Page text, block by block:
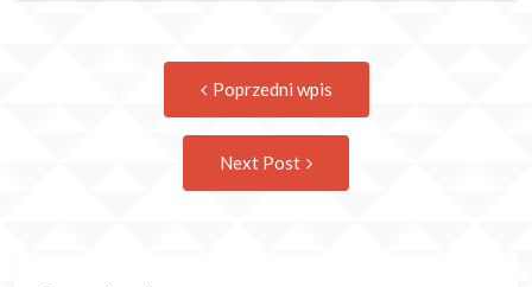
navigation
Poprzedni wpis
Next Post